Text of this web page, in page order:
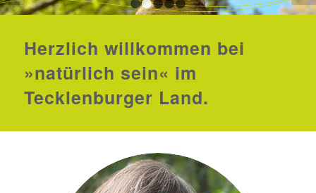
12345
Herzlich willkommen bei
»natürlich sein« im
Tecklenburger Land.